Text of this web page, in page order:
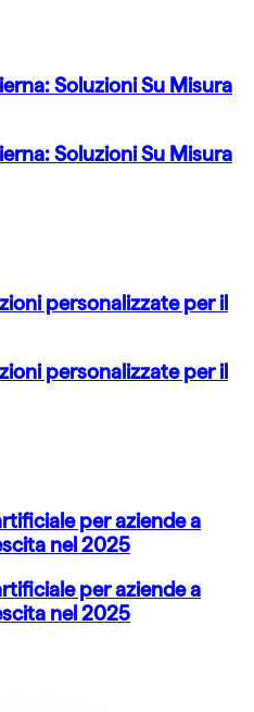
Soluzioni Su Misura
Soluzioni Su Misura
personalizzate per il
personalizzate per il
per aziende a
nel 2025
per aziende a
nel 2025